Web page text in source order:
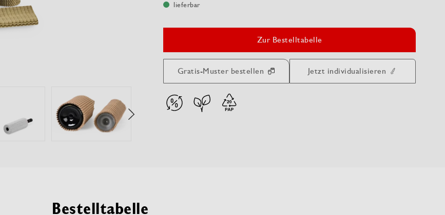
lieferbar
Zur Bestelltabelle
Gratis-Muster bestellen Jetzt individualisieren
Bestelltabelle